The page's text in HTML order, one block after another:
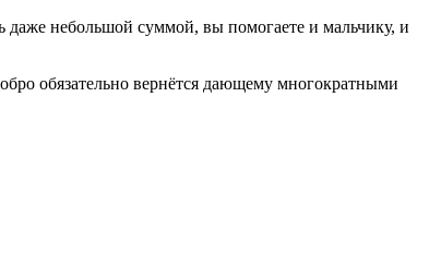
даже небольшой суммой, вы помогаете и мальчику, и
обязательно вернётся дающему многократными